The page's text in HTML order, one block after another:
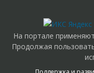
На портале
Продолжая